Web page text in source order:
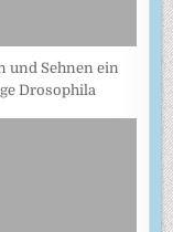
und Sehnen ein
Drosophila